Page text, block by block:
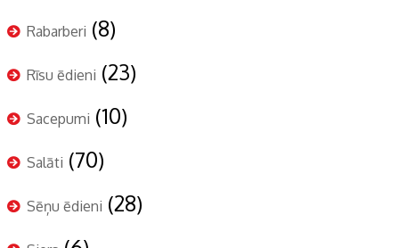
Rabarberi (8)
Rīsu ēdieni (23)
Sacepumi (10)
Salāti (70)
Sēņu ēdieni (28)